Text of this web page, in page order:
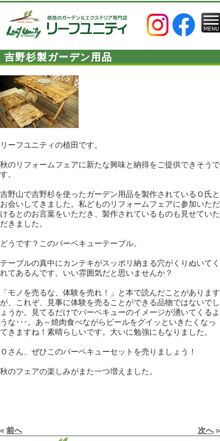
吉野杉製ガーデン用品
リーフユニティの植田です。
秋のリフォームフェアに新たな興味と納得をご提供できそうで
す。
吉野山で吉野杉を使ったガーデン用品を製作されているＯ氏と
お会いしてきました。私どものリフォームフェアに参加いただ
けるとのお言葉をいただき、製作されているものも見せていた
だきました。
どうです？このバーベキューテーブル。
テーブルの真中にカンテキがスッポリ納まる穴がくりぬいてく
れてあるんです。いい雰囲気だと思いませんか？
「モノを売るな、体験を売れ！」と本で読んだことがあります
が、これぞ、見事に体験を売ることができる品物ではないでし
ょうか。見てるだけでバーベキューのイメージが湧いてくるよ
うな･･･。あ～焼肉食べながらビールをグイッといきたくなっ
てきますね！素晴らしいです。大いに勉強にもなりました。
Ｏさん、ぜひこのバーベキューセットを売りましょう！
秋のフェアの楽しみがまた一つ増えました。
« 前へ 次へ»